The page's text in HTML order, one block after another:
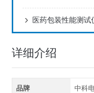
医药包装性能测试
详细介绍
品牌 中科